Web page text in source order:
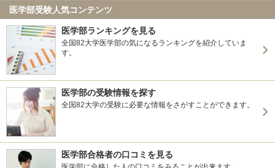
医学部受験人気コンテンツ
医学部ランキングを見る
全国82大学医学部の気になるランキングを紹介していま
す。
医学部の受験情報を探す
全国82大学の受験に必要な情報をさがすことができます。
医学部合格者の口コミを見る